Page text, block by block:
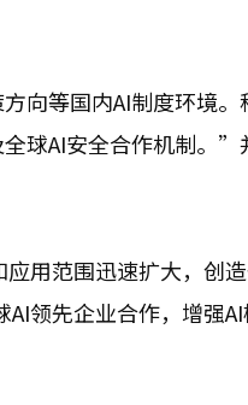
向等国内AI制度环境
球AI安全合作机制。
用范围迅速扩大，创
领先企业合作，增强